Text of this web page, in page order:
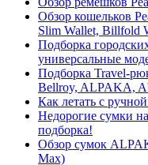
Обзор кошельков
Slim Wallet, Billfold
Подборка
универсальные
Подборка Travel-
Bellroy, ALPAKA,
Как летать с
Недорогие сумки
подборка!
Обзор сумок
Max)